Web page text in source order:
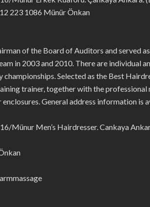
223 1086 Münür Önkan
of the Board of Auditors and served
in 2003 and 2010. There are individual
championships. Selected as the Best
trainer, together with the
enclosures. General address information is
Münur Men’s Hairdresser. Cankaya